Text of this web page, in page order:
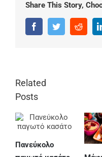
Share This Story,
FacebookTwitter
Related
Posts
Πανεύκολο